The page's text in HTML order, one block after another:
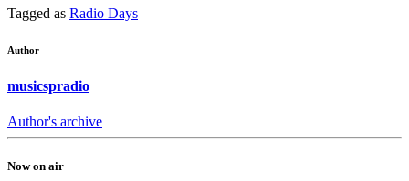
Tagged as Radio Days
Author
musicspradio
Author's archive
Now on air